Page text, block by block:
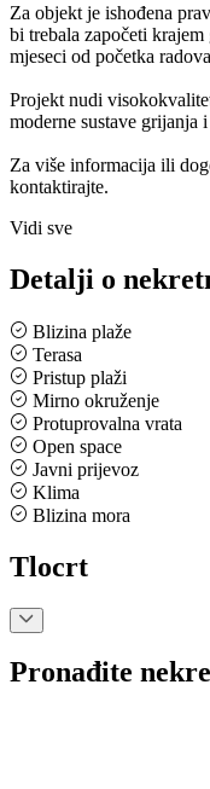
Za objekt je ishođena
bi trebala započeti
mjeseci od početka
Projekt nudi
moderne sustave grijanja
Za više informacija ili
kontaktirajte.
Vidi sve
Detalji o
Blizina plaže
Terasa
Pristup plaži
Mirno okruženje
Protuprovalna vrata
Open space
Javni prijevoz
Klima
Blizina mora
Tlocrt
Pronađite